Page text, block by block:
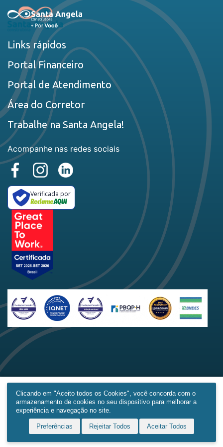
Links rápidos
Portal Financeiro
Portal de Atendimento
Área do Corretor
Trabalhe na Santa Angela!
Acompanhe nas redes sociais
Verificada por
Home Produtos Obras Contato Mais
Clicando em "Aceito todos os Cookies", você concorda com o
armazenamento de cookies no seu dispositivo para melhorar a
experiência e navegação no site.
Preferências Rejeitar Todos Aceitar Todos